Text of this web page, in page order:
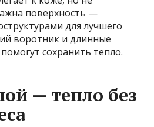
поверхность —
для лучшего
воротник и длинные
сохранить тепло.
— тепло без